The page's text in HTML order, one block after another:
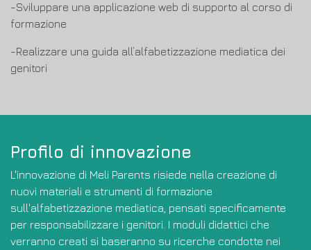
-Sviluppare una applicazione web di supporto al corso di
formazione
-Realizzare una guida all’alfabetizzazione mediatica dei
genitori
Profilo di innovazione
L'innovazione di Meli Parents risiede nella creazione di
nuovi materiali e strumenti di formazione
sull'alfabetizzazione mediatica, pensati specificamente
per responsabilizzare i genitori. I moduli didattici che
verranno creati si baseranno su ricerche condotte nei